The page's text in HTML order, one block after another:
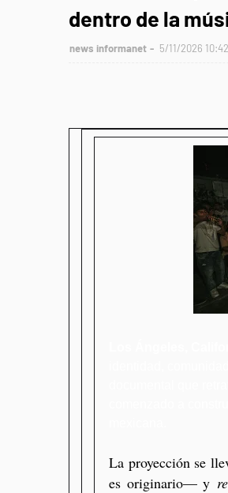
dentro de la
news informanet 5/11/2026
La proyección se
es originario— y